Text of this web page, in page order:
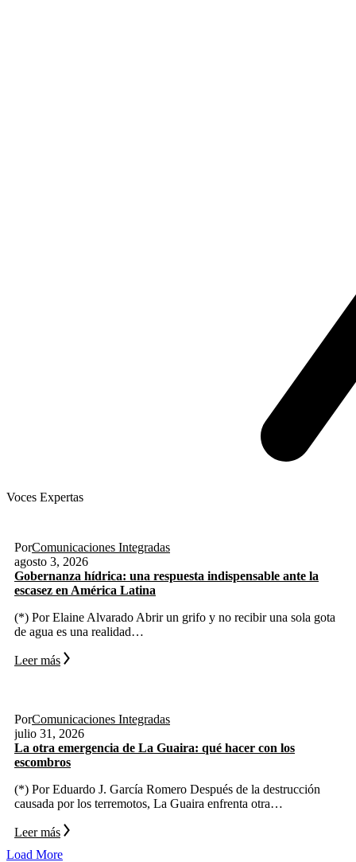
Voces Expertas
PorComunicaciones Integradas
agosto 3, 2026
Gobernanza hídrica: una respuesta indispensable ante la
escasez en América Latina
(*) Por Elaine Alvarado Abrir un grifo y no recibir una sola gota
de agua es una realidad…
Leer más
PorComunicaciones Integradas
julio 31, 2026
La otra emergencia de La Guaira: qué hacer con los
escombros
(*) Por Eduardo J. García Romero Después de la destrucción
causada por los terremotos, La Guaira enfrenta otra…
Leer más
Load More